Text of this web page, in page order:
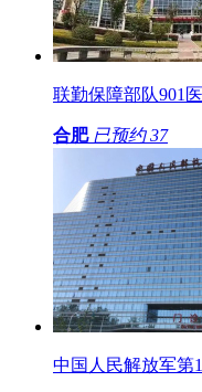
联勤保障部队901
合肥 已预约 37
中国人民解放军第